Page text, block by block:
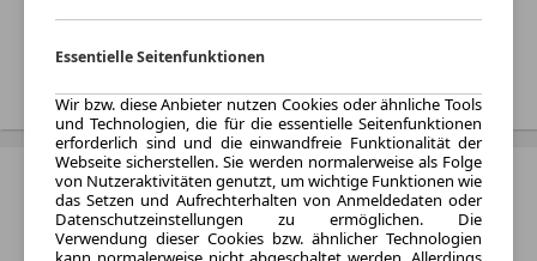
Monat
Treffer anzeigen
Mercedes-Benz EQV
Kraftstoff:
Elektro
Essentielle Seitenfunktionen
Wir bzw. diese Anbieter nutzen Cookies oder ähnliche Tools
und Technologien, die für die essentielle Seitenfunktionen
erforderlich sind und die einwandfreie Funktionalität der
Webseite sicherstellen. Sie werden normalerweise als Folge
von Nutzeraktivitäten genutzt, um wichtige Funktionen wie
das Setzen und Aufrechterhalten von Anmeldedaten oder
Datenschutzeinstellungen zu ermöglichen. Die
Verwendung dieser Cookies bzw. ähnlicher Technologien